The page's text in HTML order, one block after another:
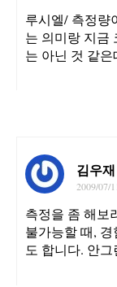
루시엘/ 측정량
는 의미랑 지금
는 아닌 것 같
김우재
2009/07/
측정을 좀 해보
불가능할 때,
도 합니다. 안그